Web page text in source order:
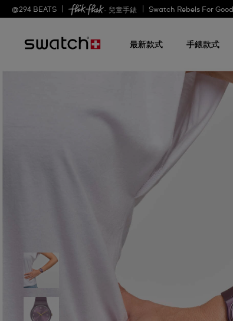
@294 BEATS - 兒童手錶 Swatch Rebels For Good
最新款式 手錶款式